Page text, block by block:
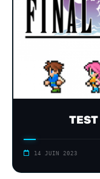
14 JUIN 2023